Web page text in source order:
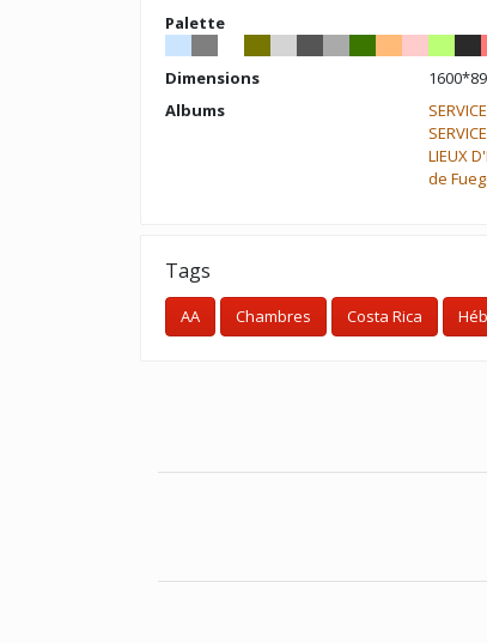
Palette
Dimensions
Albums
LIEUX
de
Tags
AA Chambres Costa Rica